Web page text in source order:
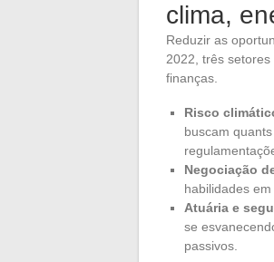
clima,
Reduzir as
2022, três
finanças.
Risco
buscam
Negociação
habilidades
Atuária e
se
passivos.